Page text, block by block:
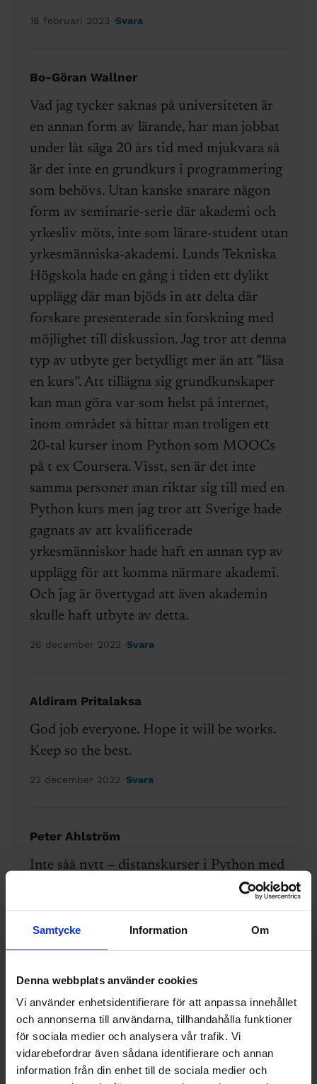
Samtycke Information Om
Denna webbplats använder cookies
Vi använder enhetsidentifierare för att anpassa innehållet
och annonserna till användarna, tillhandahålla funktioner
för sociala medier och analysera vår trafik. Vi
vidarebefordrar även sådana identifierare och annan
information från din enhet till de sociala medier och
18 februari 2023 Svara
Bo-Göran Wallner
Vad jag tycker saknas på universiteten är
en annan form av lärande, har man jobbat
under låt säga 20 års tid med mjukvara så
är det inte en grundkurs i programmering
som behövs. Utan kanske snarare någon
form av seminarie-serie där akademi och
yrkesliv möts, inte som lärare-student utan
yrkesmänniska-akademi. Lunds Tekniska
Högskola hade en gång i tiden ett dylikt
upplägg där man bjöds in att delta där
forskare presenterade sin forskning med
möjlighet till diskussion. Jag tror att denna
typ av utbyte ger betydligt mer än att ”läsa
en kurs”. Att tillägna sig grundkunskaper
kan man göra var som helst på internet,
inom området så hittar man troligen ett
20-tal kurser inom Python som MOOCs
på t ex Coursera. Visst, sen är det inte
samma personer man riktar sig till med en
Python kurs men jag tror att Sverige hade
gagnats av att kvalificerade
yrkesmänniskor hade haft en annan typ av
upplägg för att komma närmare akademi.
Och jag är övertygad att även akademin
skulle haft utbyte av detta.
26 december 2022 Svara
Aldiram Pritalaksa
God job everyone. Hope it will be works.
Keep so the best.
22 december 2022 Svara
Peter Ahlström
Inte såå nytt – distanskurser i Python med
många deltagare finns sedan ett par år vid
sektionen för ingenjörsvetenskap vid
högskolan i Borås – men alla goda kurser
är välkomna!
21 december 2022 Svara
Sura Ingenjören
Sadla om med 15 HP? Jag är rejält